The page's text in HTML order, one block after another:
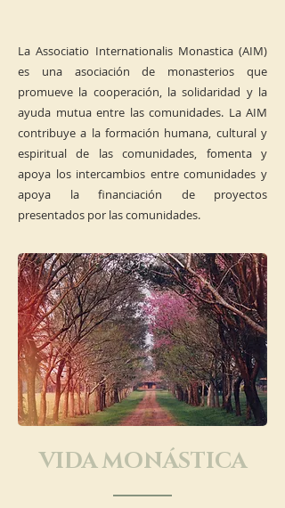
La Associatio Internationalis Monastica (AIM)
es una asociación de monasterios que
promueve la cooperación, la solidaridad y la
ayuda mutua entre las comunidades. La AIM
contribuye a la formación humana, cultural y
espiritual de las comunidades, fomenta y
apoya los intercambios entre comunidades y
apoya la financiación de proyectos
presentados por las comunidades.
VIDA MONÁSTICA